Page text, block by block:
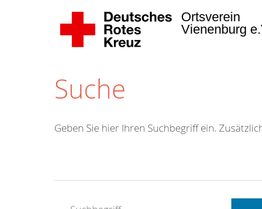
Ortsverein
Vienenburg
Suche
Geben Sie hier Ihren Suchbegriff ein.